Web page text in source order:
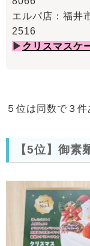
エルパ店：福
2516
▶ クリスマスケ
５位は同数で３件
【5位】御素